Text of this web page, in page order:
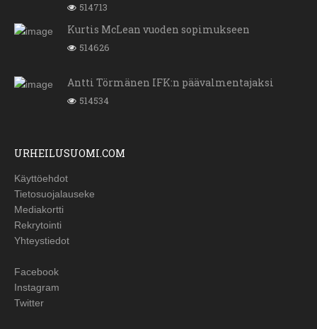
514713
Kurtis McLean vuoden sopimukseen
514626
Antti Törmänen IFK:n päävalmentajaksi
514534
URHEILUSUOMI.COM
Käyttöehdot
Tietosuojalauseke
Mediakortti
Rekrytointi
Yhteystiedot
Facebook
Instagram
Twitter